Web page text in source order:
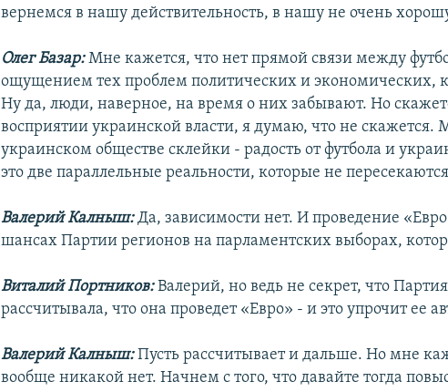
вернемся в нашу действительность, в нашу не очень
Олег Базар:Мне кажется, что нет прямой связи между
ощущением тех проблем политических и экономических,
Ну да, люди, наверное, на время о них забывают. Но
восприятии украинской власти, я думаю, что не скажется.
украинском обществе склейки - радость от футбола и
это две параллельные реальности, которые не
Валерий Калныш:Да, зависимости нет. И проведение
шансах Партии регионов на парламентских выборах,
Виталий Портников:Валерий, но ведь не секрет, что
рассчитывала, что она проведет «Евро» - и это упрочит ее
Валерий Калныш:Пусть рассчитывает и дальше. Но мне
вообще никакой нет. Начнем с того, что давайте тогда